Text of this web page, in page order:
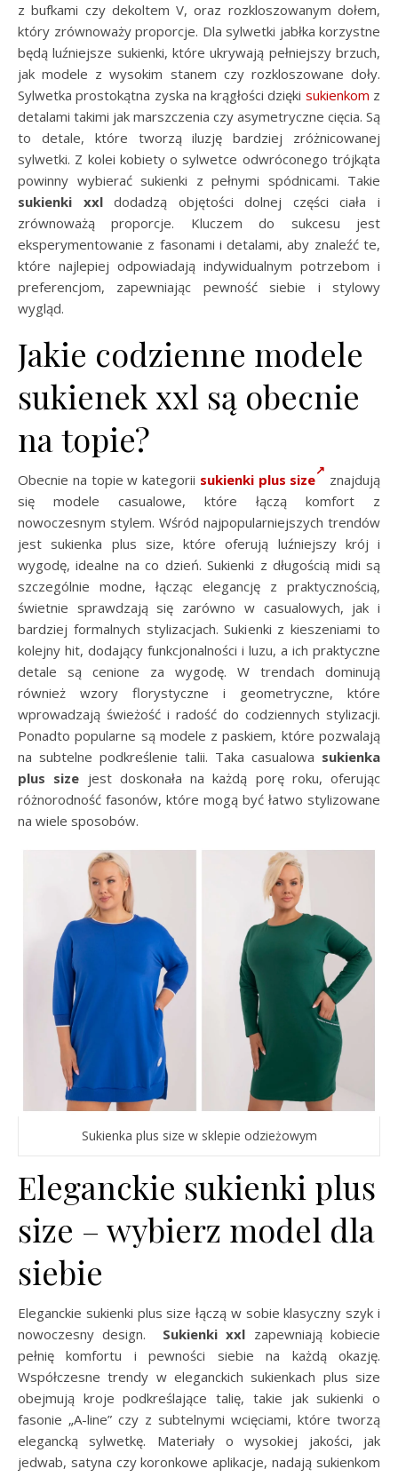
z bufkami czy dekoltem V, oraz rozkloszowanym dołem,
który zrównoważy proporcje. Dla sylwetki jabłka korzystne
będą luźniejsze sukienki, które ukrywają pełniejszy brzuch,
jak modele z wysokim stanem czy rozkloszowane doły.
Sylwetka prostokątna zyska na krągłości dzięki sukienkom z
detalami takimi jak marszczenia czy asymetryczne cięcia. Są
to detale, które tworzą iluzję bardziej zróżnicowanej
sylwetki. Z kolei kobiety o sylwetce odwróconego trójkąta
powinny wybierać sukienki z pełnymi spódnicami. Takie
sukienki xxldodadzą objętości dolnej części ciała i
zrównoważą proporcje. Kluczem do sukcesu jest
eksperymentowanie z fasonami i detalami, aby znaleźć te,
które najlepiej odpowiadają indywidualnym potrzebom i
preferencjom, zapewniając pewność siebie i stylowy
wygląd.
Jakie codzienne modele
sukienek xxl są obecnie
na topie?
Obecnie na topie w kategorii sukienki plus size
znajdują
się modele casualowe, które łączą komfort z
nowoczesnym stylem. Wśród najpopularniejszych trendów
jest sukienka plus size, które oferują luźniejszy krój i
wygodę, idealne na co dzień. Sukienki z długością midi są
szczególnie modne, łącząc elegancję z praktycznością,
świetnie sprawdzają się zarówno w casualowych, jak i
bardziej formalnych stylizacjach. Sukienki z kieszeniami to
kolejny hit, dodający funkcjonalności i luzu, a ich praktyczne
detale są cenione za wygodę. W trendach dominują
również wzory florystyczne i geometryczne, które
wprowadzają świeżość i radość do codziennych stylizacji.
Ponadto popularne są modele z paskiem, które pozwalają
na subtelne podkreślenie talii. Taka casualowa sukienka
plus size jest doskonała na każdą porę roku, oferując
różnorodność fasonów, które mogą być łatwo stylizowane
na wiele sposobów.
Sukienka plus size w sklepie odzieżowym
Eleganckie sukienki plus
size – wybierz model dla
siebie
Eleganckie sukienki plus size łączą w sobie klasyczny szyk i
nowoczesny design. Sukienki xxl zapewniają kobiecie
pełnię komfortu i pewności siebie na każdą okazję.
Współczesne trendy w eleganckich sukienkach plus size
obejmują kroje podkreślające talię, takie jak sukienki o
fasonie „A-line” czy z subtelnymi wcięciami, które tworzą
elegancką sylwetkę. Materiały o wysokiej jakości, jak
jedwab, satyna czy koronkowe aplikacje, nadają sukienkom